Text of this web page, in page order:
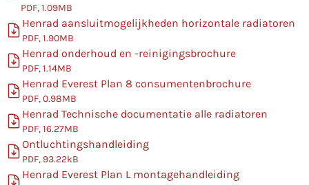
PDF, 1.09MB
Henrad aansluitmogelijkheden horizontale radiatoren
PDF, 1.90MB
Henrad onderhoud en -reinigingsbrochure
PDF, 1.14MB
Henrad Everest Plan 8 consumentenbrochure
PDF, 0.98MB
Henrad Technische documentatie alle radiatoren
PDF, 16.27MB
Ontluchtingshandleiding
PDF, 93.22kB
Henrad Everest Plan L montagehandleiding